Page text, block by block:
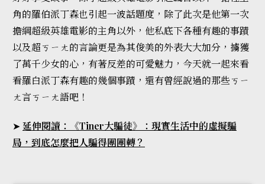
角的羅伯派丁森也引起一波話題度，除了此次是他第一次
擔綱超級英雄電影的主角以外，他私底下各種有趣的事蹟
以及超ㄎㄧㄤ的言論更是為其俊美的外表大大加分，擄獲
了萬千少女的心，有著反差的可愛魅力，今天就一起來看
看羅白派丁森有趣的幾個事蹟，還有曾經說過的那些ㄎㄧ
ㄤ言ㄎㄧㄤ語吧！
➤延伸閱讀：《Tiner大騙徒》：現實生活中的虛擬騙
局，到底怎麼把人騙得團團轉？